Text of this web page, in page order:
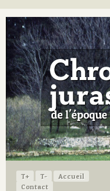
T+ T-
Accueil
Contact